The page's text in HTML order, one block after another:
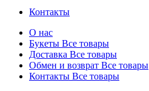
Контакты
О нас
Букеты Все товары
Доставка Все товары
Обмен и возврат Все товары
Контакты Все товары